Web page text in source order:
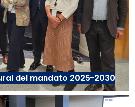
del mandato 2025-2030